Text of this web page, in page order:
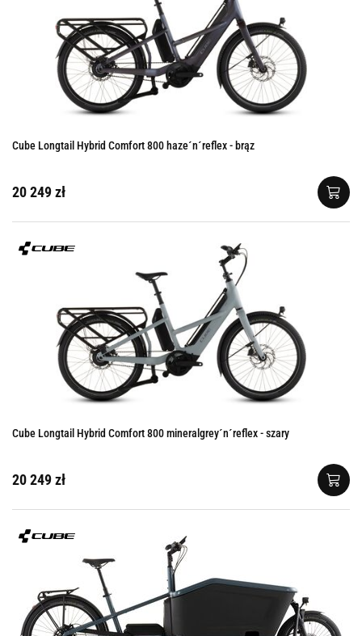
Cube Longtail Hybrid Comfort 800 haze´n´reflex - brąz
20 249 zł
Cube Longtail Hybrid Comfort 800 mineralgrey´n´reflex - szary
20 249 zł